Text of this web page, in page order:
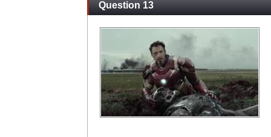
Question 13